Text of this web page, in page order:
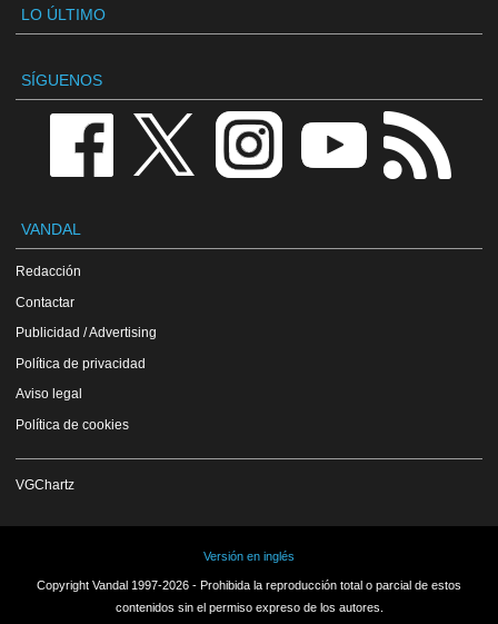
LO ÚLTIMO
SÍGUENOS
VANDAL
Redacción
Contactar
Publicidad / Advertising
Política de privacidad
Aviso legal
Política de cookies
VGChartz
Versión en inglés
Copyright Vandal 1997-2026 - Prohibida la reproducción total o parcial de estos
contenidos sin el permiso expreso de los autores.